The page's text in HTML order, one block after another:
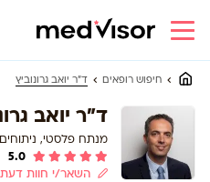
חיפוש רופאים ד"ר יואב גרונוביץ
ד"ר יואב
מנתח פלסטי,
5.0
השאר/י חוות דעת